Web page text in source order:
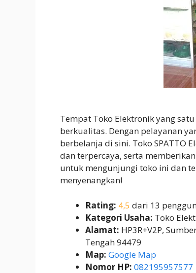
Tempat Toko Elektronik yang
berkualitas. Dengan pelayanan
berbelanja di sini. Toko SPATTO
dan terpercaya, serta
untuk mengunjungi toko ini dan
menyenangkan!
Rating: 4,5 dari 13
Kategori Usaha: Toko
Alamat: HP3R+V2P,
Tengah 94479
Map: Google Map
Nomor HP: 082195957577